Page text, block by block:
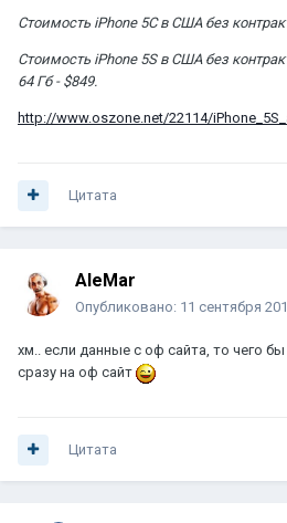
Стоимость iPhone 5C в США без
Стоимость iPhone 5S в США без
64 Гб - $849.
http://www.oszone.net/22114/
Цитата
AleMar
Опубликовано: 11 сентября
хм.. если данные с оф сайта, то чего
сразу на оф сайт
Цитата